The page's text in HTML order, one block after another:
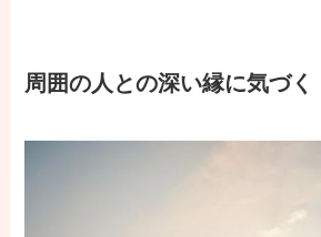
周囲の人との深い縁に気づく